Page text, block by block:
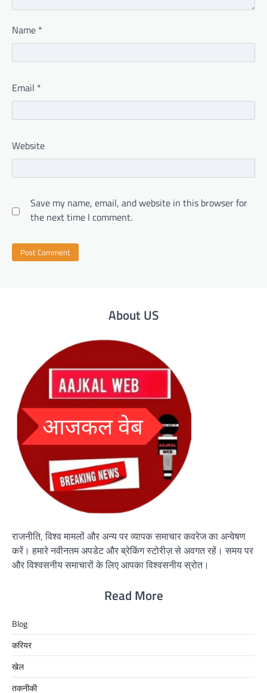
Name *
Email *
Website
Save my name, email, and website in this browser for
the next time I comment.
About US
राजनीति, विश्व मामलों और अन्य पर व्यापक समाचार कवरेज का अन्वेषण
करें। हमारे नवीनतम अपडेट और ब्रेकिंग स्टोरीज़ से अवगत रहें। समय पर
और विश्वसनीय समाचारों के लिए आपका विश्वसनीय स्रोत।
Read More
Blog
करियर
खेल
तकनीकी